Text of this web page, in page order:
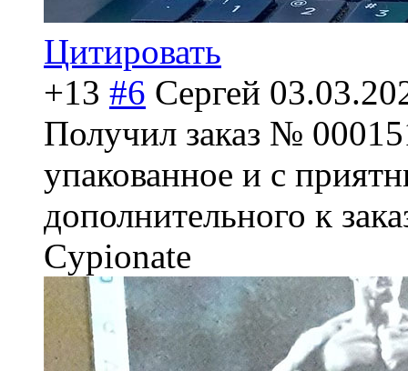
Цитировать
+13 #6 Сергей
Получил заказ №
упакованное и с
дополнительного к
Cypionate